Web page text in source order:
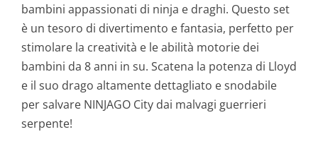
bambini appassionati di ninja e draghi. Questo set
è un tesoro di divertimento e fantasia, perfetto per
stimolare la creatività e le abilità motorie dei
bambini da 8 anni in su. Scatena la potenza di Lloyd
e il suo drago altamente dettagliato e snodabile
per salvare NINJAGO City dai malvagi guerrieri
serpente!